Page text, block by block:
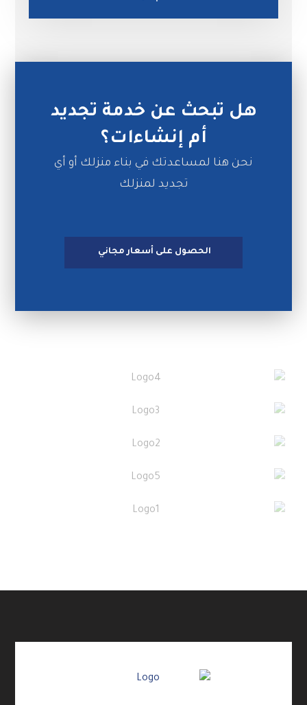
هل تبحث عن خدمة تجديد
أم إنشاءات؟
نحن هنا لمساعدتك في بناء منزلك أو أي
تجديد لمنزلك
الحصول على أسعار مجاني